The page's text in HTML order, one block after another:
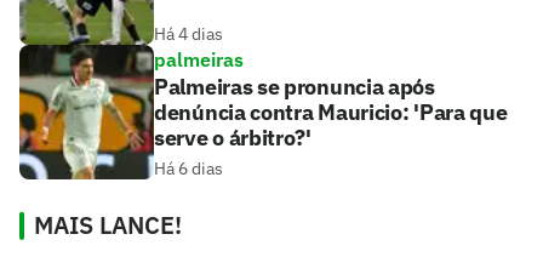
Há 4 dias
palmeiras
Palmeiras se pronuncia após
denúncia contra Mauricio: 'Para que
serve o árbitro?'
Há 6 dias
MAIS LANCE!